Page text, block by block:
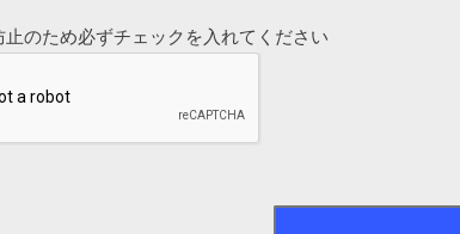
止のため必ずチェックを入れてください